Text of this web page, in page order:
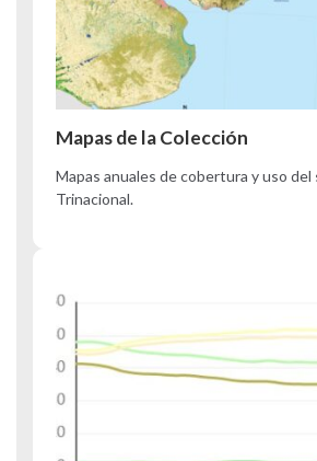
Mapas de la Colección
Mapas anuales de cobertura y uso del
Trinacional.